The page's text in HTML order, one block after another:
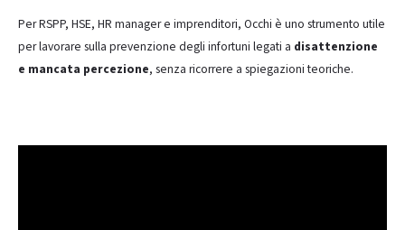
Per RSPP, HSE, HR manager e imprenditori, Occhi è uno strumento utile
per lavorare sulla prevenzione degli infortuni legati a disattenzione
e mancata percezione, senza ricorrere a spiegazioni teoriche.